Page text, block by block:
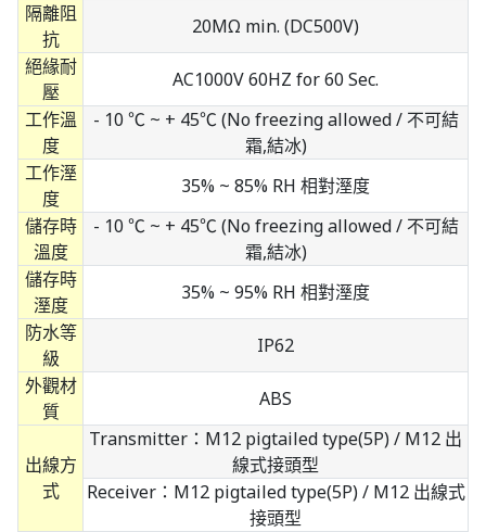
隔離阻
抗
20MΩ min. (DC500V)
絕緣耐
壓
AC1000V 60HZ for 60 Sec.
工作溫
度
- 10 ℃ ~ + 45℃ (No freezing allowed / 不可結
霜,結冰)
工作溼
度
35% ~ 85% RH 相對溼度
儲存時
溫度
- 10 ℃ ~ + 45℃ (No freezing allowed / 不可結
霜,結冰)
儲存時
溼度
35% ~ 95% RH 相對溼度
防水等
級
IP62
外觀材
質
ABS
出線方
式
Transmitter：M12 pigtailed type(5P) / M12 出
線式接頭型
Receiver：M12 pigtailed type(5P) / M12 出線式
接頭型